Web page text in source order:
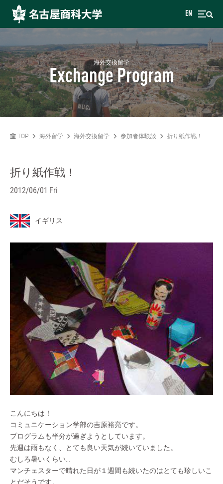
EN
海外交換留学
Exchange Program
TOP 海外留学 海外交換留学 参加者体験談 折り紙作戦！
折り紙作戦！
2012/06/01 Fri
イギリス
こんにちは！
コミュニケーション学部の吉原裕亮です。
プログラムも半分が過ぎようとしています。
先週は雨もなく、とても良い天気が続いていました。
むしろ暑いくらい…
マンチェスターで晴れた日が１週間も続いたのはとても珍しいこ
とだそうです。